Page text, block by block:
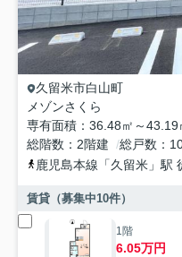
久留米市白山町
メゾンさくら
専有面積
36.48㎡～43.19
総階数
2階建 総戸数
鹿児島本線 「久留米 」駅
賃貸（募集中10件）
1階
6.05万円